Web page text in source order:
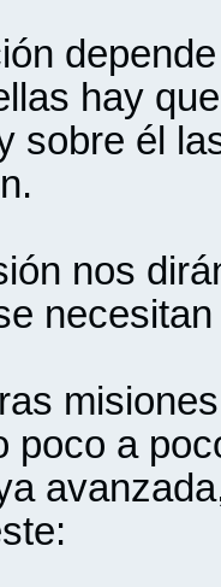
hay
sobre él
nos
poco a